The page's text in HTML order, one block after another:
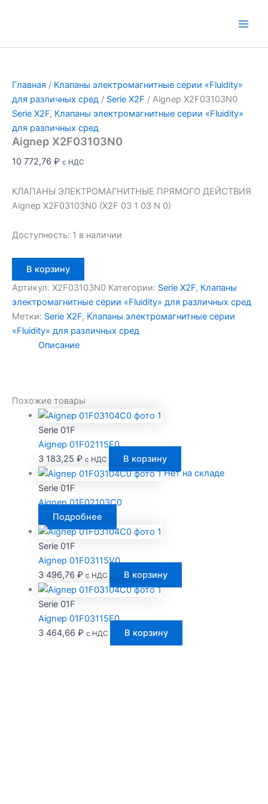
Главная / Клапаны электромагнитные серии «Fluidity»
для различных сред / Serie X2F / Aignep X2F03103N0
Serie X2F, Клапаны электромагнитные серии «Fluidity»
для различных сред
Aignep X2F03103N0
10 772,76 ₽ с НДС
КЛАПАНЫ ЭЛЕКТРОМАГНИТНЫЕ ПРЯМОГО ДЕЙСТВИЯ
Aignep X2F03103N0 (X2F 03 1 03 N 0)
Доступность: 1 в наличии
товара
Aignep
X2F03103N0
В корзину
Артикул: X2F03103N0 Категории: Serie X2F, Клапаны
электромагнитные серии «Fluidity» для различных сред
Метки: Serie X2F, Клапаны электромагнитные серии
«Fluidity» для различных сред
Описание
Похожие товары
Serie 01F
Aignep 01F02115E0
3 183,25 ₽ с НДС
В корзину
Нет на складе
Serie 01F
Aignep 01F02103C0
Подробнее
Serie 01F
Aignep 01F03115V0
3 496,76 ₽ с НДС В корзину
Serie 01F
Aignep 01F03115E0
3 464,66 ₽ с НДС В корзину